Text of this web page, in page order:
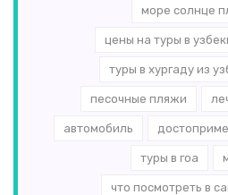
море солнце
цены на туры в
туры в хургаду из
песочные пляжи
автомобиль
туры в гоа
что посмотреть в